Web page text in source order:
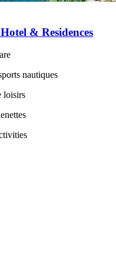
& Residences
nautiques
loisirs